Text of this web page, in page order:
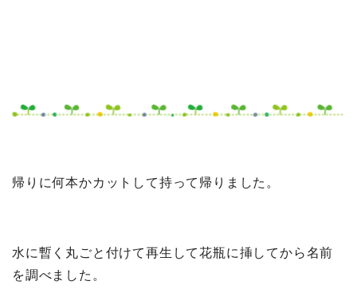
帰りに何本かカットして持って帰りました。
水に暫く丸ごと付けて再生して花瓶に挿してから名前
を調べました。